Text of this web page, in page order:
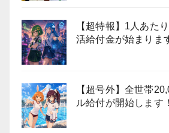
【超特報】1人あた
活給付金が始まりま
【超号外】全世帯
ル給付が開始します！